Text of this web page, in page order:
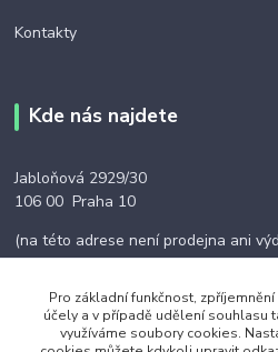
Kontakty
Kde nás najdete
Jabloňová 2929/30
106 00 Praha 10
(na této adrese není prodejna ani
Pro základní funkčnost,
účely a v případě udělení souhlasu
využíváme soubory cookies.